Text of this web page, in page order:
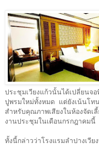
ประชุมเวียงแก้วนั้นได้เปลี่ยนจ
ปูพรมใหม่ทั้งหมด แต่ยังเน้นโท
สำหรับคุณภาพเสียงในห้องจัดเ
งานประชุมในเดือนกรกฎาคมนี้
ทั้งนี้กล่าวว่าโรงแรมลำปางเวีย